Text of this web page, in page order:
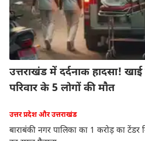
उत्तराखंड में दर्दनाक हादसा!
परिवार के 5 लोगों की मौत
उत्तर प्रदेश और उत्तराखंड
बाराबंकी नगर पालिका का 1 करोड़ का